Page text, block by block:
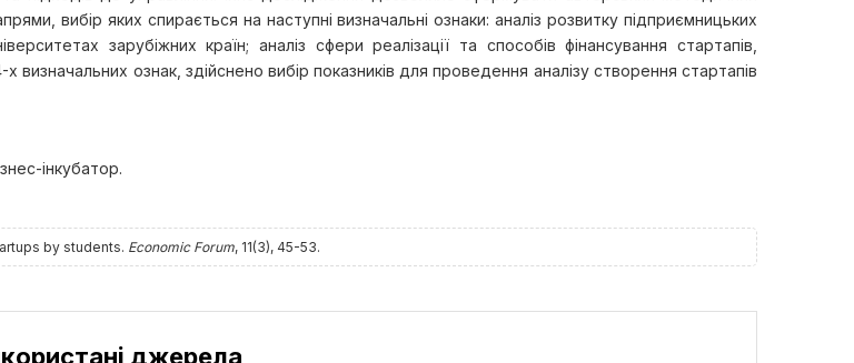
вибір яких спирається на наступні визначальні ознаки: аналіз розвитку підприємницьких
зарубіжних країн; аналіз сфери реалізації та способів фінансування стартапів,
визначальних ознак, здійснено вибір показників для проведення аналізу створення стартапів
інкубатор.
by students. Economic Forum, 11(3), 45-53.
джерела